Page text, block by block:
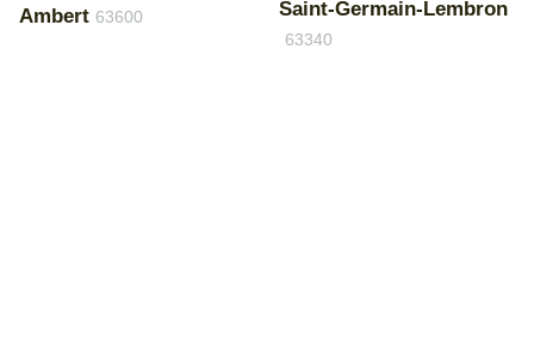
Ambert 63600 Saint-Germain-Lembron
63340